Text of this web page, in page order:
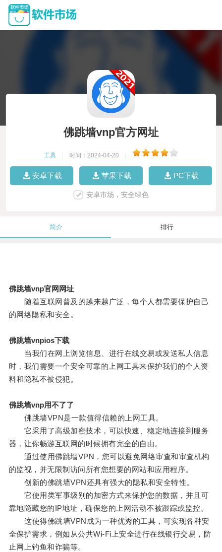
佛跳墙vnp官方网址
工具 时间：2024-04-20
安卓下载 苹果下载 PC下载
安卓市场，安全绿色
简介 排行
佛跳墙vnp官网网址
随着互联网普及的越来越广泛，每个人都需要保护自己
的网络隐私和安全。
佛跳墙vnpios下载
当我们在网上浏览信息、进行在线交易或发送私人信息
时，我们需要一个安全可靠的上网工具来保护我们的个人资
料和隐私不被侵犯。
佛跳墙vnp用不了了
佛跳墙VPN是一款值得信赖的上网工具。
它采用了高级加密技术，可以快速、稳定地连接到服务
器，让你畅游互联网的时候拥有完全的自由。
通过使用佛跳墙VPN，您可以避免网络审查和审查机构
的监视，并无限制访问所有您想要的网站和应用程序。
创新的佛跳墙VPN还具有强大的隐私和安全特性。
它使用类军事级别的加密方式来保护您的数据，并且可
靠地隐藏您的IP地址，确保您的上网活动不被跟踪或监控。
这使得佛跳墙VPN成为一种优秀的工具，可实现各种安
全保护需求，例如从公共Wi-Fi上安全进行在线银行交易，防
止网上钓鱼和诈骗等。